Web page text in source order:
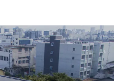
お気に入り
最近見た物件